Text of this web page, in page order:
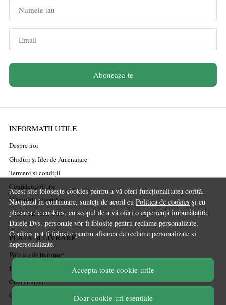
Acest site folosește cookies pentru a vă oferi funcționalitatea dorită.
Navigând în continuare, sunteți de acord cu Politica de cookies și cu
plasarea de cookies, cu scopul de a vă oferi o experiență îmbunătațită.
Datele Dvs. personale vor fi folosite pentru reclame personalizate.
Cookies pot fi folosite pentru afisarea de reclame personalizate si
nepersonalizate.
Accepta toate cookie-urile
Doar cookie-uri esentiale
Numele tau
Email
Aboneaza-te
INFORMATII UTILE
Despre noi
Ghiduri și Idei de Amenajare
Termeni și condiții
Confidențialitate
Mărturiile clienților
Politica de Cookies
PLATA SI LIVRARE
Politica de transport
Politica de retur
Cum cumpăr
Coșul meu